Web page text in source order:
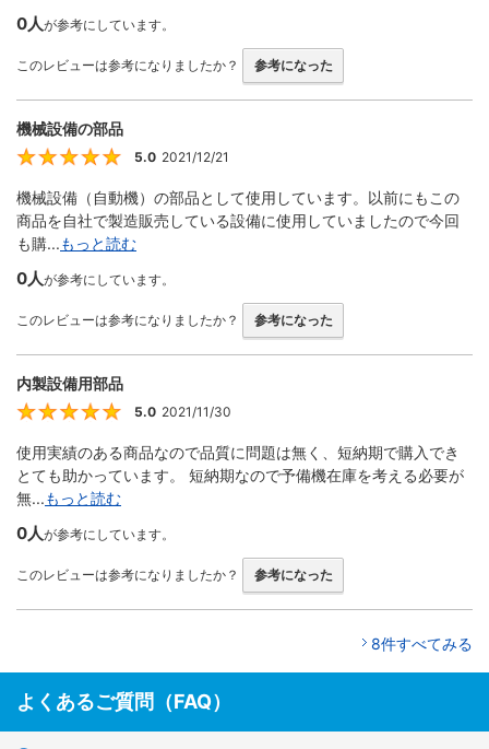
0人が参考にしています。
このレビューは参考になりましたか？ 参考になった
機械設備の部品
5.0 2021/12/21
機械設備（自動機）の部品として使用しています。以前にもこの
商品を自社で製造販売している設備に使用していましたので今回
も購...もっと読む
0人が参考にしています。
このレビューは参考になりましたか？ 参考になった
内製設備用部品
5.0 2021/11/30
使用実績のある商品なので品質に問題は無く、短納期で購入でき
とても助かっています。 短納期なので予備機在庫を考える必要が
無...もっと読む
0人が参考にしています。
このレビューは参考になりましたか？ 参考になった
8件すべてみる
よくあるご質問（FAQ）